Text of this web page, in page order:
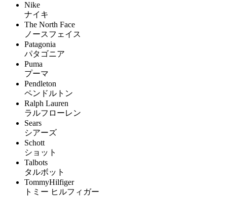
Nike
ナイキ
The North Face
ノースフェイス
Patagonia
パタゴニア
Puma
プーマ
Pendleton
ペンドルトン
Ralph Lauren
ラルフローレン
Sears
シアーズ
Schott
ショット
Talbots
タルボット
TommyHilfiger
トミー ヒルフィガー